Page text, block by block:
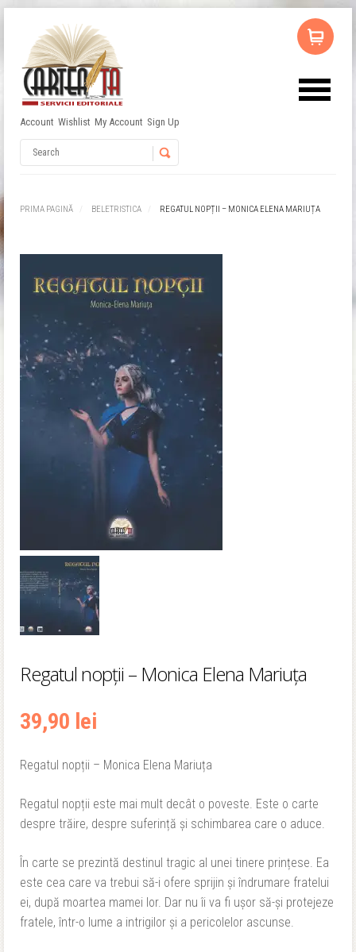
Account Wishlist My Account Sign Up
PRIMA PAGINĂ BELETRISTICA REGATUL NOPȚII – MONICA ELENA MARIUȚA
Regatul nopții – Monica Elena Mariuța
39,90 lei
Regatul nopții – Monica Elena Mariuța
Regatul nopții este mai mult decât o poveste. Este o carte
despre trăire, despre suferință și schimbarea care o aduce.
În carte se prezintă destinul tragic al unei tinere prințese. Ea
este cea care va trebui să-i ofere sprijin și îndrumare fratelui
ei, după moartea mamei lor. Dar nu îi va fi ușor să-și protejeze
fratele, într-o lume a intrigilor și a pericolelor ascunse.